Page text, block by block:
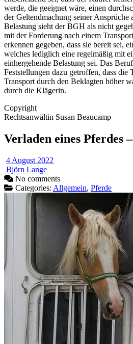
werde, die geeignet wäre, einen
der Geltendmachung seiner Ansprüche
Belastung sieht der BGH als nicht
mit der Forderung nach einem
erkennen gegeben, dass sie bereit sei,
welches lediglich eine regelmäßig mit
einhergehende Belastung sei. Das
Feststellungen dazu getroffen, dass die
Transport durch den Beklagten höher
durch die Klägerin.
Copyright
Rechtsanwältin Susan Beaucamp
Verladen eines Pferdes
4 August 2022
Björn Lange
No comments
Categories: Allgemein, Pferde